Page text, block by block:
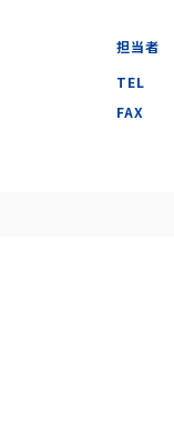
担当者
TEL
FAX